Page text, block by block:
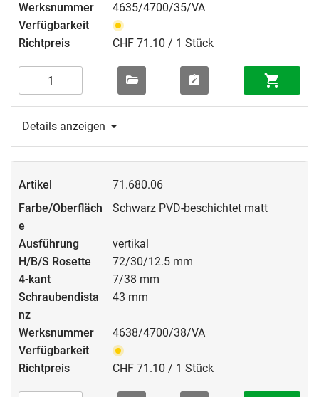
4635/4700/35/VA
CHF 71.10 / 1 Stück
Details anzeigen
71.680.06
Schwarz PVD-beschichtet matt
vertikal
72/30/12.5 mm
7/38 mm
43 mm
4638/4700/38/VA
CHF 71.10 / 1 Stück